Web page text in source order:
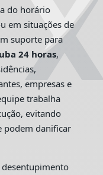
do horário
em situações de
suporte para
24 horas,
empresas e
trabalha
evitando
podem danificar
desentupimento